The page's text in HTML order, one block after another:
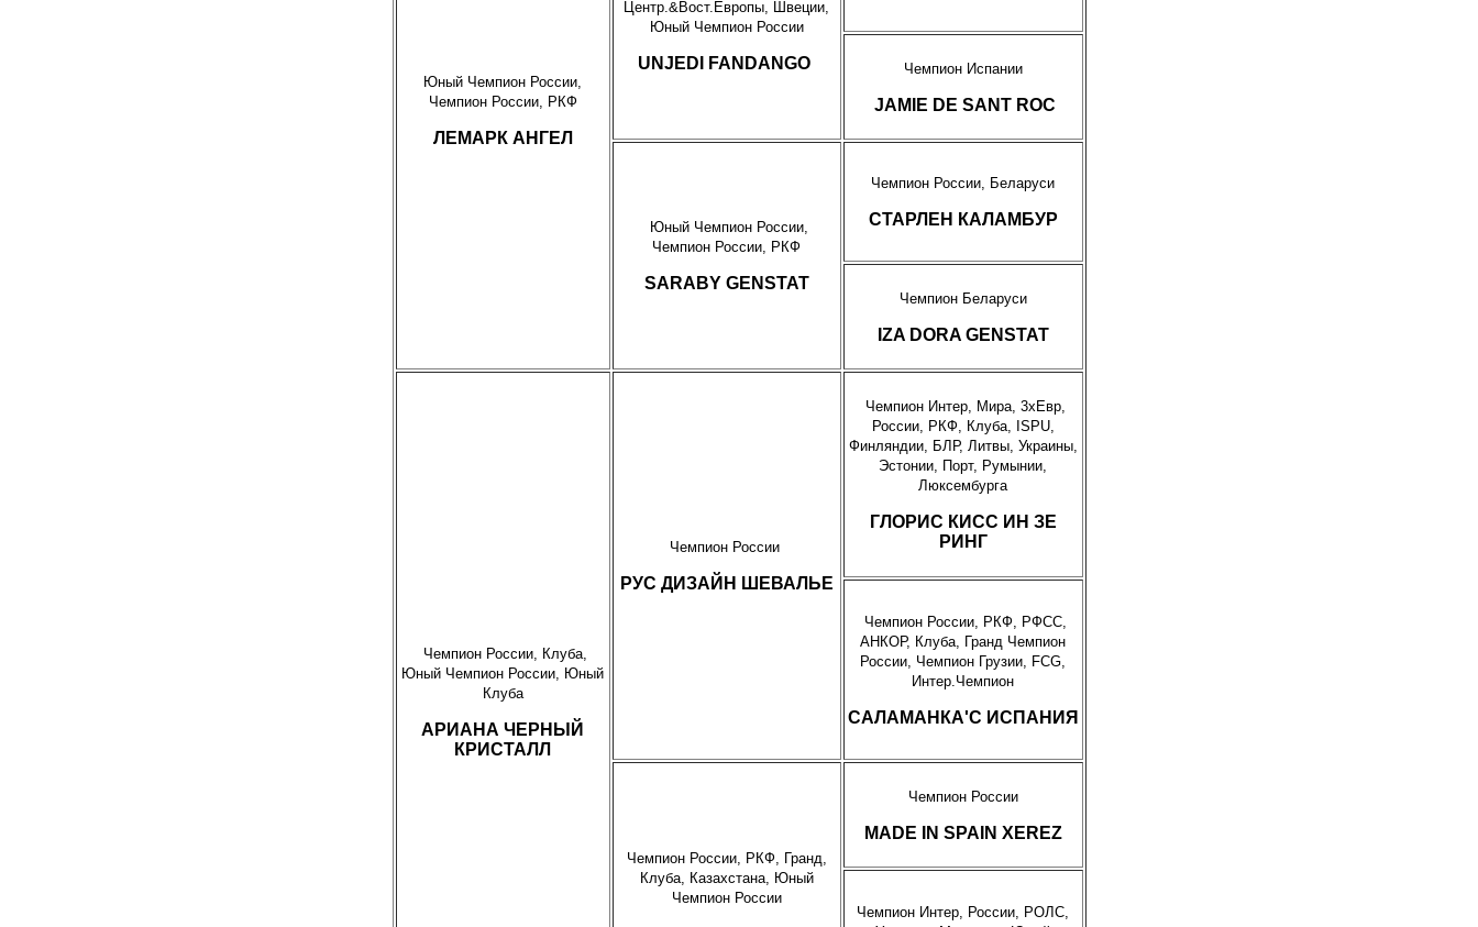
Юный Чемпион России,
Чемпион России, РКФ
ЛЕМАРК АНГЕЛ
Центр.&Вост.Европы, Швеции,
Юный Чемпион России
UNJEDI FANDANGO Чемпион Испании
JAMIE DE SANT ROC
Юный Чемпион России,
Чемпион России, РКФ
SARABY GENSTAT
Чемпион России, Беларуси
СТАРЛЕН КАЛАМБУР
Чемпион Беларуси
IZA DORA GENSTAT
Чемпион России, Клуба,
Юный Чемпион России, Юный
Клуба
АРИАНА ЧЕРНЫЙ
КРИСТАЛЛ
Чемпион России
РУС ДИЗАЙН ШЕВАЛЬЕ
Чемпион Интер, Мира, 3хЕвр,
России, РКФ, Клуба, ISPU,
Финляндии, БЛР, Литвы, Украины,
Эстонии, Порт, Румынии,
Люксембурга
ГЛОРИС КИСС ИН ЗЕ
РИНГ
Чемпион России, РКФ, РФСС,
АНКОР, Клуба, Гранд Чемпион
России, Чемпион Грузии, FCG,
Интер.Чемпион
САЛАМАНКА'С ИСПАНИЯ
Чемпион России, РКФ, Гранд,
Клуба, Казахстана, Юный
Чемпион России
Чемпион России
MADE IN SPAIN XEREZ
Чемпион Интер, России, РОЛС,